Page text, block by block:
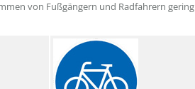
von Fußgängern und Radfahrern gering